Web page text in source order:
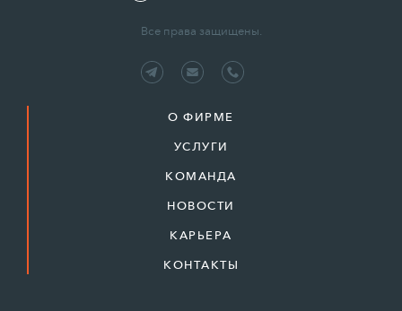
Все права защищены.
О ФИРМЕ
УСЛУГИ
КОМАНДА
НОВОСТИ
КАРЬЕРА
КОНТАКТЫ